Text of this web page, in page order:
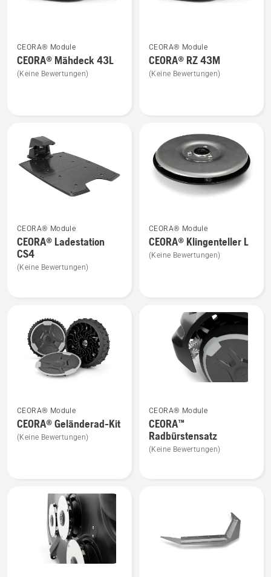
Details
zu
CEORA®
CEORA® Module
CEORA® Mähdeck 43L
(Keine Bewertungen)
Details
zu
CEORA®
CEORA® Module
CEORA® RZ 43M
(Keine Bewertungen)
Details
zu
CEORA®
Ladestation
CEORA® Module
CEORA® Ladestation
CS4
(Keine Bewertungen)
Details
zu
CEORA®
CEORA® Module
CEORA® Klingenteller L
(Keine Bewertungen)
Details
zu
CEORA®
CEORA® Module
CEORA® Geländerad-Kit
(Keine Bewertungen)
Details
zu
CEORA™
Radbürstensatz
CEORA® Module
CEORA™
Radbürstensatz
(Keine Bewertungen)